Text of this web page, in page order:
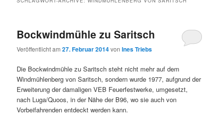
Bockwindmühle zu Saritsch
Veröffentlicht am27. Februar 2014vonInes Triebs
Die Bockwindmühle zu Saritsch steht nicht mehr auf dem
Windmühlenberg von Saritsch, sondern wurde 1977, aufgrund der
Erweiterung der damaligen VEB Feuerfestwerke, umgesetzt,
nach Luga/Quoos, in der Nähe der B96, wo sie auch von
Vorbeifahrenden entdeckt werden kann.